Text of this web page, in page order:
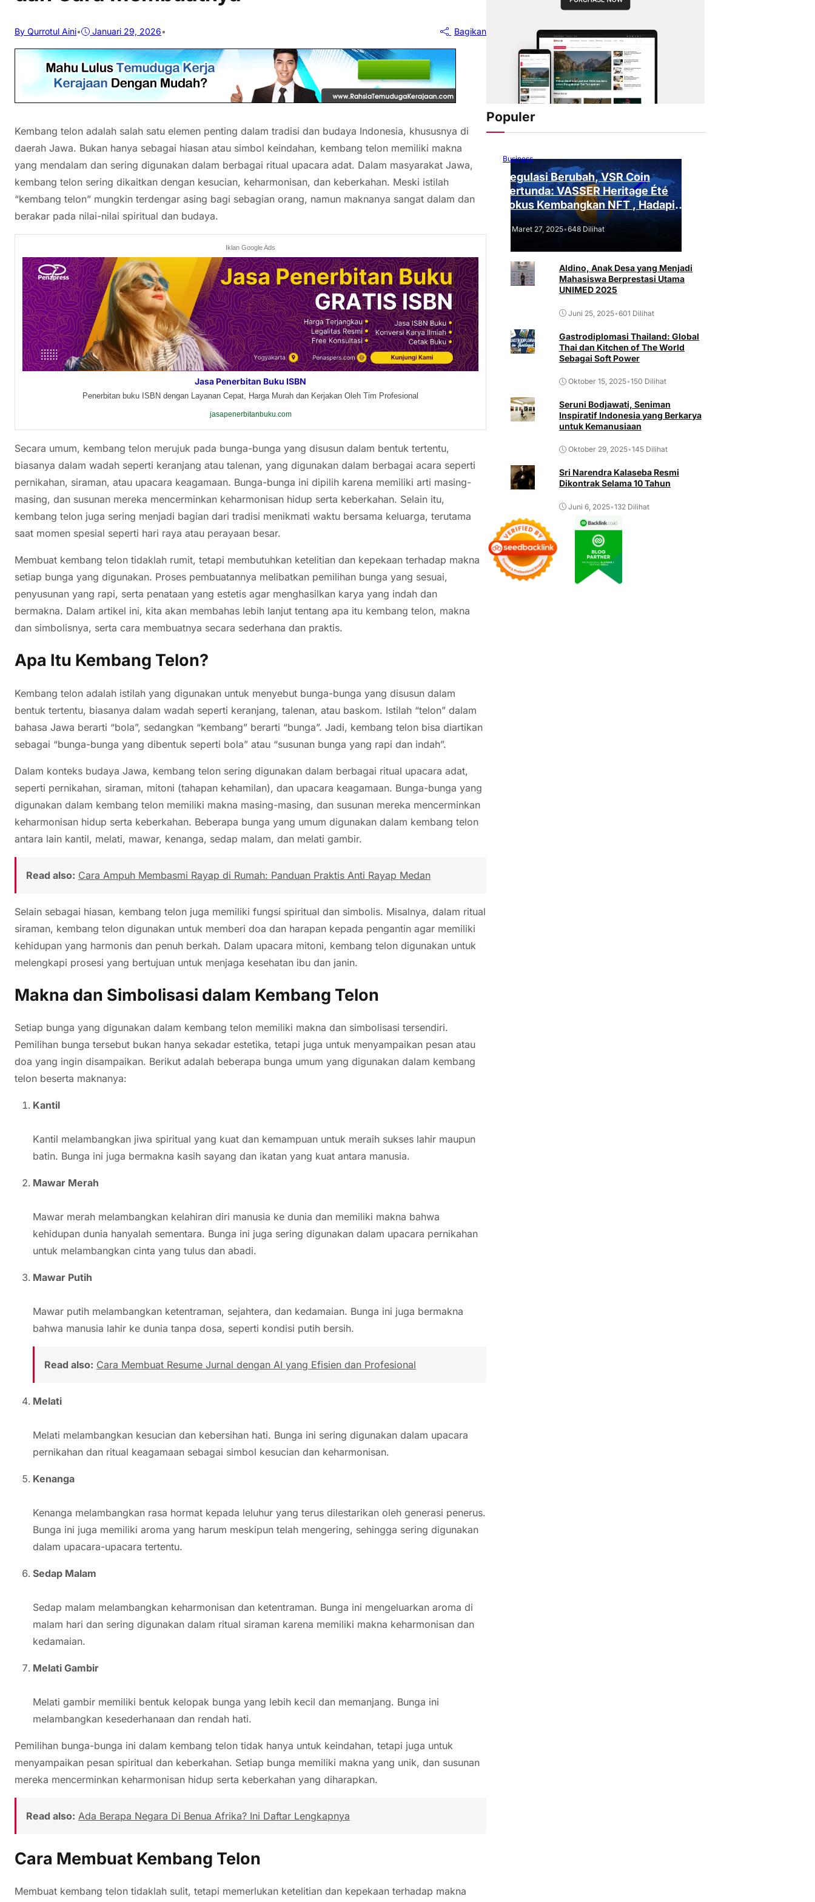
By Qurrotul Aini• Januari 29, 2026• Bagikan
Kembang telon adalah salah satu elemen penting dalam tradisi dan budaya Indonesia, khususnya di
daerah Jawa. Bukan hanya sebagai hiasan atau simbol keindahan, kembang telon memiliki makna
yang mendalam dan sering digunakan dalam berbagai ritual upacara adat. Dalam masyarakat Jawa,
kembang telon sering dikaitkan dengan kesucian, keharmonisan, dan keberkahan. Meski istilah
“kembang telon” mungkin terdengar asing bagi sebagian orang, namun maknanya sangat dalam dan
berakar pada nilai-nilai spiritual dan budaya.
Iklan Google Ads
Jasa Penerbitan Buku ISBN
Penerbitan buku ISBN dengan Layanan Cepat, Harga Murah dan Kerjakan Oleh Tim Profesional
jasapenerbitanbuku.com
Secara umum, kembang telon merujuk pada bunga-bunga yang disusun dalam bentuk tertentu,
biasanya dalam wadah seperti keranjang atau talenan, yang digunakan dalam berbagai acara seperti
pernikahan, siraman, atau upacara keagamaan. Bunga-bunga ini dipilih karena memiliki arti masing-
masing, dan susunan mereka mencerminkan keharmonisan hidup serta keberkahan. Selain itu,
kembang telon juga sering menjadi bagian dari tradisi menikmati waktu bersama keluarga, terutama
saat momen spesial seperti hari raya atau perayaan besar.
Membuat kembang telon tidaklah rumit, tetapi membutuhkan ketelitian dan kepekaan terhadap makna
setiap bunga yang digunakan. Proses pembuatannya melibatkan pemilihan bunga yang sesuai,
penyusunan yang rapi, serta penataan yang estetis agar menghasilkan karya yang indah dan
bermakna. Dalam artikel ini, kita akan membahas lebih lanjut tentang apa itu kembang telon, makna
dan simbolisnya, serta cara membuatnya secara sederhana dan praktis.
Apa Itu Kembang Telon?
Kembang telon adalah istilah yang digunakan untuk menyebut bunga-bunga yang disusun dalam
bentuk tertentu, biasanya dalam wadah seperti keranjang, talenan, atau baskom. Istilah “telon” dalam
bahasa Jawa berarti “bola”, sedangkan “kembang” berarti “bunga”. Jadi, kembang telon bisa diartikan
sebagai “bunga-bunga yang dibentuk seperti bola” atau “susunan bunga yang rapi dan indah”.
Dalam konteks budaya Jawa, kembang telon sering digunakan dalam berbagai ritual upacara adat,
seperti pernikahan, siraman, mitoni (tahapan kehamilan), dan upacara keagamaan. Bunga-bunga yang
digunakan dalam kembang telon memiliki makna masing-masing, dan susunan mereka mencerminkan
keharmonisan hidup serta keberkahan. Beberapa bunga yang umum digunakan dalam kembang telon
antara lain kantil, melati, mawar, kenanga, sedap malam, dan melati gambir.
Read also: Cara Ampuh Membasmi Rayap di Rumah: Panduan Praktis Anti Rayap Medan
Selain sebagai hiasan, kembang telon juga memiliki fungsi spiritual dan simbolis. Misalnya, dalam ritual
siraman, kembang telon digunakan untuk memberi doa dan harapan kepada pengantin agar memiliki
kehidupan yang harmonis dan penuh berkah. Dalam upacara mitoni, kembang telon digunakan untuk
melengkapi prosesi yang bertujuan untuk menjaga kesehatan ibu dan janin.
Makna dan Simbolisasi dalam Kembang Telon
Setiap bunga yang digunakan dalam kembang telon memiliki makna dan simbolisasi tersendiri.
Pemilihan bunga tersebut bukan hanya sekadar estetika, tetapi juga untuk menyampaikan pesan atau
doa yang ingin disampaikan. Berikut adalah beberapa bunga umum yang digunakan dalam kembang
telon beserta maknanya:
Kantil
Kantil melambangkan jiwa spiritual yang kuat dan kemampuan untuk meraih sukses lahir maupun
batin. Bunga ini juga bermakna kasih sayang dan ikatan yang kuat antara manusia.
Mawar Merah
Mawar merah melambangkan kelahiran diri manusia ke dunia dan memiliki makna bahwa
kehidupan dunia hanyalah sementara. Bunga ini juga sering digunakan dalam upacara pernikahan
untuk melambangkan cinta yang tulus dan abadi.
Mawar Putih
Mawar putih melambangkan ketentraman, sejahtera, dan kedamaian. Bunga ini juga bermakna
bahwa manusia lahir ke dunia tanpa dosa, seperti kondisi putih bersih.
Read also: Cara Membuat Resume Jurnal dengan AI yang Efisien dan Profesional
Melati
Melati melambangkan kesucian dan kebersihan hati. Bunga ini sering digunakan dalam upacara
pernikahan dan ritual keagamaan sebagai simbol kesucian dan keharmonisan.
Kenanga
Kenanga melambangkan rasa hormat kepada leluhur yang terus dilestarikan oleh generasi penerus.
Bunga ini juga memiliki aroma yang harum meskipun telah mengering, sehingga sering digunakan
dalam upacara-upacara tertentu.
Sedap Malam
Sedap malam melambangkan keharmonisan dan ketentraman. Bunga ini mengeluarkan aroma di
malam hari dan sering digunakan dalam ritual siraman karena memiliki makna keharmonisan dan
kedamaian.
Melati Gambir
Melati gambir memiliki bentuk kelopak bunga yang lebih kecil dan memanjang. Bunga ini
melambangkan kesederhanaan dan rendah hati.
Pemilihan bunga-bunga ini dalam kembang telon tidak hanya untuk keindahan, tetapi juga untuk
menyampaikan pesan spiritual dan keberkahan. Setiap bunga memiliki makna yang unik, dan susunan
mereka mencerminkan keharmonisan hidup serta keberkahan yang diharapkan.
Read also: Ada Berapa Negara Di Benua Afrika? Ini Daftar Lengkapnya
Cara Membuat Kembang Telon
Membuat kembang telon tidaklah sulit, tetapi memerlukan ketelitian dan kepekaan terhadap makna
Populer
Business
Regulasi Berubah, VSR Coin
Tertunda: VASSER Heritage Été
Fokus Kembangkan NFT , Hadapi
Tantangan Regulasi!
Maret 27, 2025•648 Dilihat
Aldino, Anak Desa yang Menjadi
Mahasiswa Berprestasi Utama
UNIMED 2025
Juni 25, 2025•601 Dilihat
Gastrodiplomasi Thailand: Global
Thai dan Kitchen of The World
Sebagai Soft Power
Oktober 15, 2025•150 Dilihat
Seruni Bodjawati, Seniman
Inspiratif Indonesia yang Berkarya
untuk Kemanusiaan
Oktober 29, 2025•145 Dilihat
Sri Narendra Kalaseba Resmi
Dikontrak Selama 10 Tahun
Juni 6, 2025•132 Dilihat